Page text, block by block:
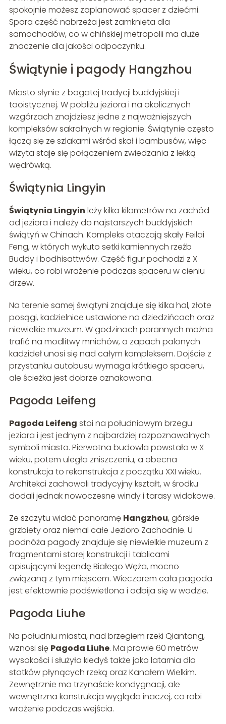
spokojnie możesz zaplanować spacer z dziećmi.
Spora część nabrzeża jest zamknięta dla
samochodów, co w chińskiej metropolii ma duże
znaczenie dla jakości odpoczynku.
Świątynie i pagody Hangzhou
Miasto słynie z bogatej tradycji buddyjskiej i
taoistycznej. W pobliżu jeziora i na okolicznych
wzgórzach znajdziesz jedne z najważniejszych
kompleksów sakralnych w regionie. Świątynie często
łączą się ze szlakami wśród skał i bambusów, więc
wizyta staje się połączeniem zwiedzania z lekką
wędrówką.
Świątynia Lingyin
Świątynia Lingyin leży kilka kilometrów na zachód
od jeziora i należy do najstarszych buddyjskich
świątyń w Chinach. Kompleks otaczają skały Feilai
Feng, w których wykuto setki kamiennych rzeźb
Buddy i bodhisattwów. Część figur pochodzi z X
wieku, co robi wrażenie podczas spaceru w cieniu
drzew.
Na terenie samej świątyni znajduje się kilka hal, złote
posągi, kadzielnice ustawione na dziedzińcach oraz
niewielkie muzeum. W godzinach porannych można
trafić na modlitwy mnichów, a zapach palonych
kadzideł unosi się nad całym kompleksem. Dojście z
przystanku autobusu wymaga krótkiego spaceru,
ale ścieżka jest dobrze oznakowana.
Pagoda Leifeng
Pagoda Leifeng stoi na południowym brzegu
jeziora i jest jednym z najbardziej rozpoznawalnych
symboli miasta. Pierwotna budowla powstała w X
wieku, potem uległa zniszczeniu, a obecna
konstrukcja to rekonstrukcja z początku XXI wieku.
Architekci zachowali tradycyjny kształt, w środku
dodali jednak nowoczesne windy i tarasy widokowe.
Ze szczytu widać panoramę Hangzhou, górskie
grzbiety oraz niemal całe Jezioro Zachodnie. U
podnóża pagody znajduje się niewielkie muzeum z
fragmentami starej konstrukcji i tablicami
opisującymi legendę Białego Węża, mocno
związaną z tym miejscem. Wieczorem cała pagoda
jest efektownie podświetlona i odbija się w wodzie.
Pagoda Liuhe
Na południu miasta, nad brzegiem rzeki Qiantang,
wznosi się Pagoda Liuhe. Ma prawie 60 metrów
wysokości i służyła kiedyś także jako latarnia dla
statków płynących rzeką oraz Kanałem Wielkim.
Zewnętrznie ma trzynaście kondygnacji, ale
wewnętrzna konstrukcja wygląda inaczej, co robi
wrażenie podczas wejścia.